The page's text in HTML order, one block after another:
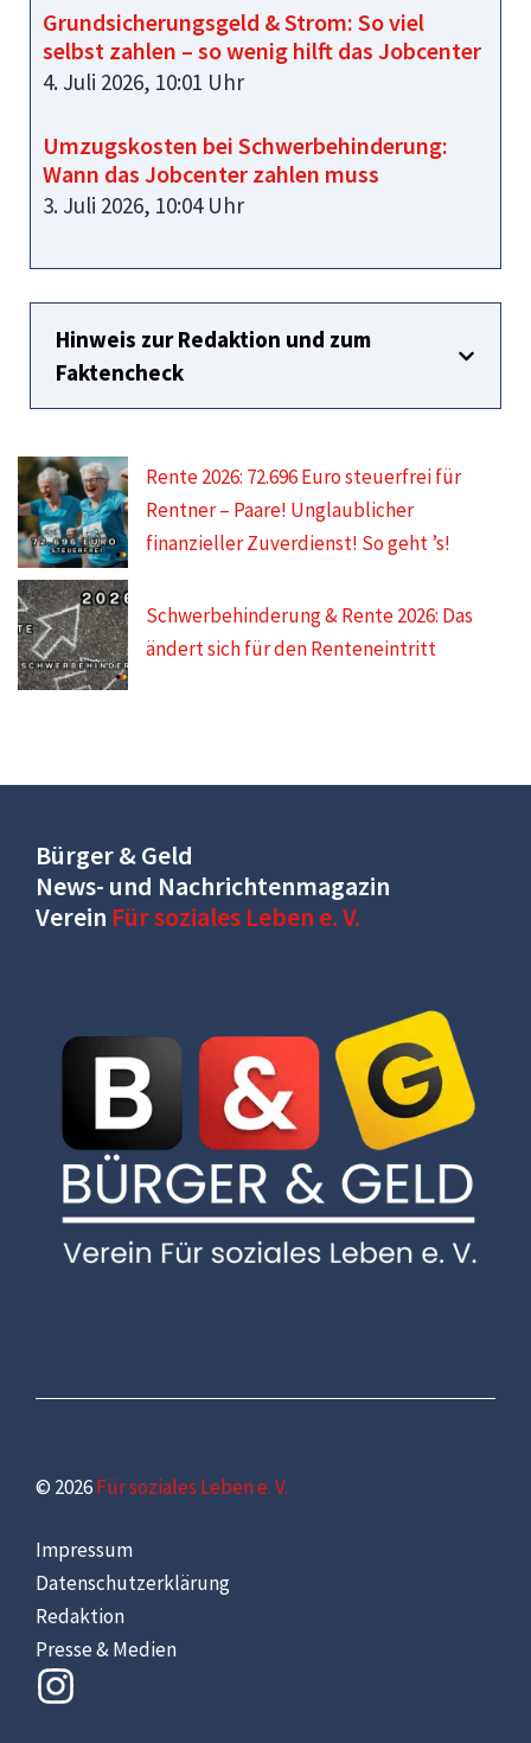
Grundsicherungsgeld & Strom: So viel
selbst zahlen – so wenig hilft das Jobcenter
4. Juli 2026, 10:01 Uhr
Umzugskosten bei Schwerbehinderung:
Wann das Jobcenter zahlen muss
3. Juli 2026, 10:04 Uhr
Hinweis zur Redaktion und zum
Faktencheck
Rente 2026: 72.696 Euro steuerfrei für
Rentner – Paare! Unglaublicher
finanzieller Zuverdienst! So geht ’s!
Schwerbehinderung & Rente 2026: Das
ändert sich für den Renteneintritt
Bürger & Geld
News- und Nachrichtenmagazin
Verein Für soziales Leben e. V.
© 2026Für soziales Leben e. V.
Impressum
Datenschutzerklärung
Redaktion
Presse & Medien